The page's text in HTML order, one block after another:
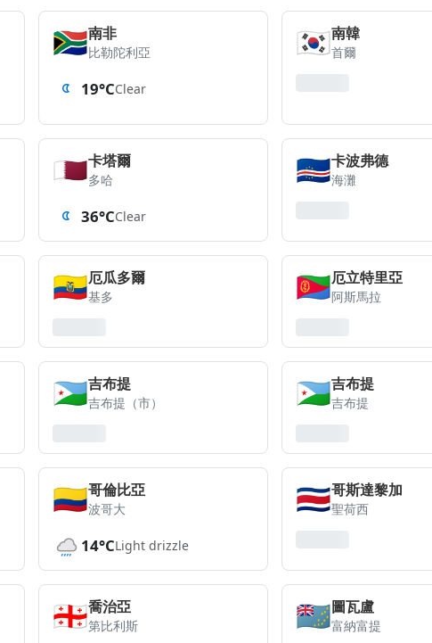
🇿🇦南非
比勒陀利亞
19°CClear
🇰🇷南韓
首爾
🇶🇦卡塔爾
多哈
36°CClear
🇨🇻卡波弗德
海灘
🇪🇨厄瓜多爾
基多 🇪🇷厄立特里亞
阿斯馬拉
🇩🇯吉布提
吉布提（市） 🇩🇯吉布提
吉布提
🇨🇴哥倫比亞
波哥大
14°CLight drizzle
🇨🇷哥斯達黎加
聖荷西
🇬🇪喬治亞
第比利斯 🇹🇻圖瓦盧
富納富提